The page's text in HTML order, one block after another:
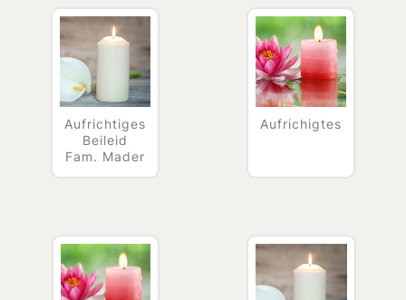
Aufrichtiges
Beileid
Fam. Mader
Aufrichigtes